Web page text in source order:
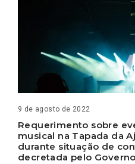
9 de agosto de 2022
Requerimento sobre
musical na Tapada da
durante situação de
decretada pelo